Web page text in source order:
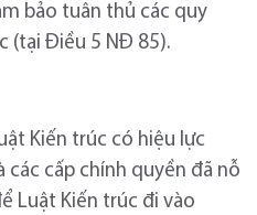
bảo tuân thủ các quy
(tại Điều 5 NĐ 85).
Kiến trúc có hiệu lực
cấp chính quyền đã nỗ
Luật Kiến trúc đi vào